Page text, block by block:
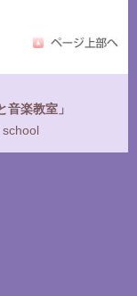
楽教室」